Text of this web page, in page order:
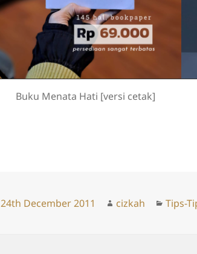
Buku Menata Hati [versi cetak]
Posted
24th December 2011 Author
cizkah Tips-